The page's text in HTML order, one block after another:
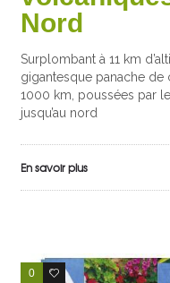
Nord
Surplombant à 11 km
gigantesque panache de
1000 km, poussées par
jusqu’au nord
En savoir plus
0 0